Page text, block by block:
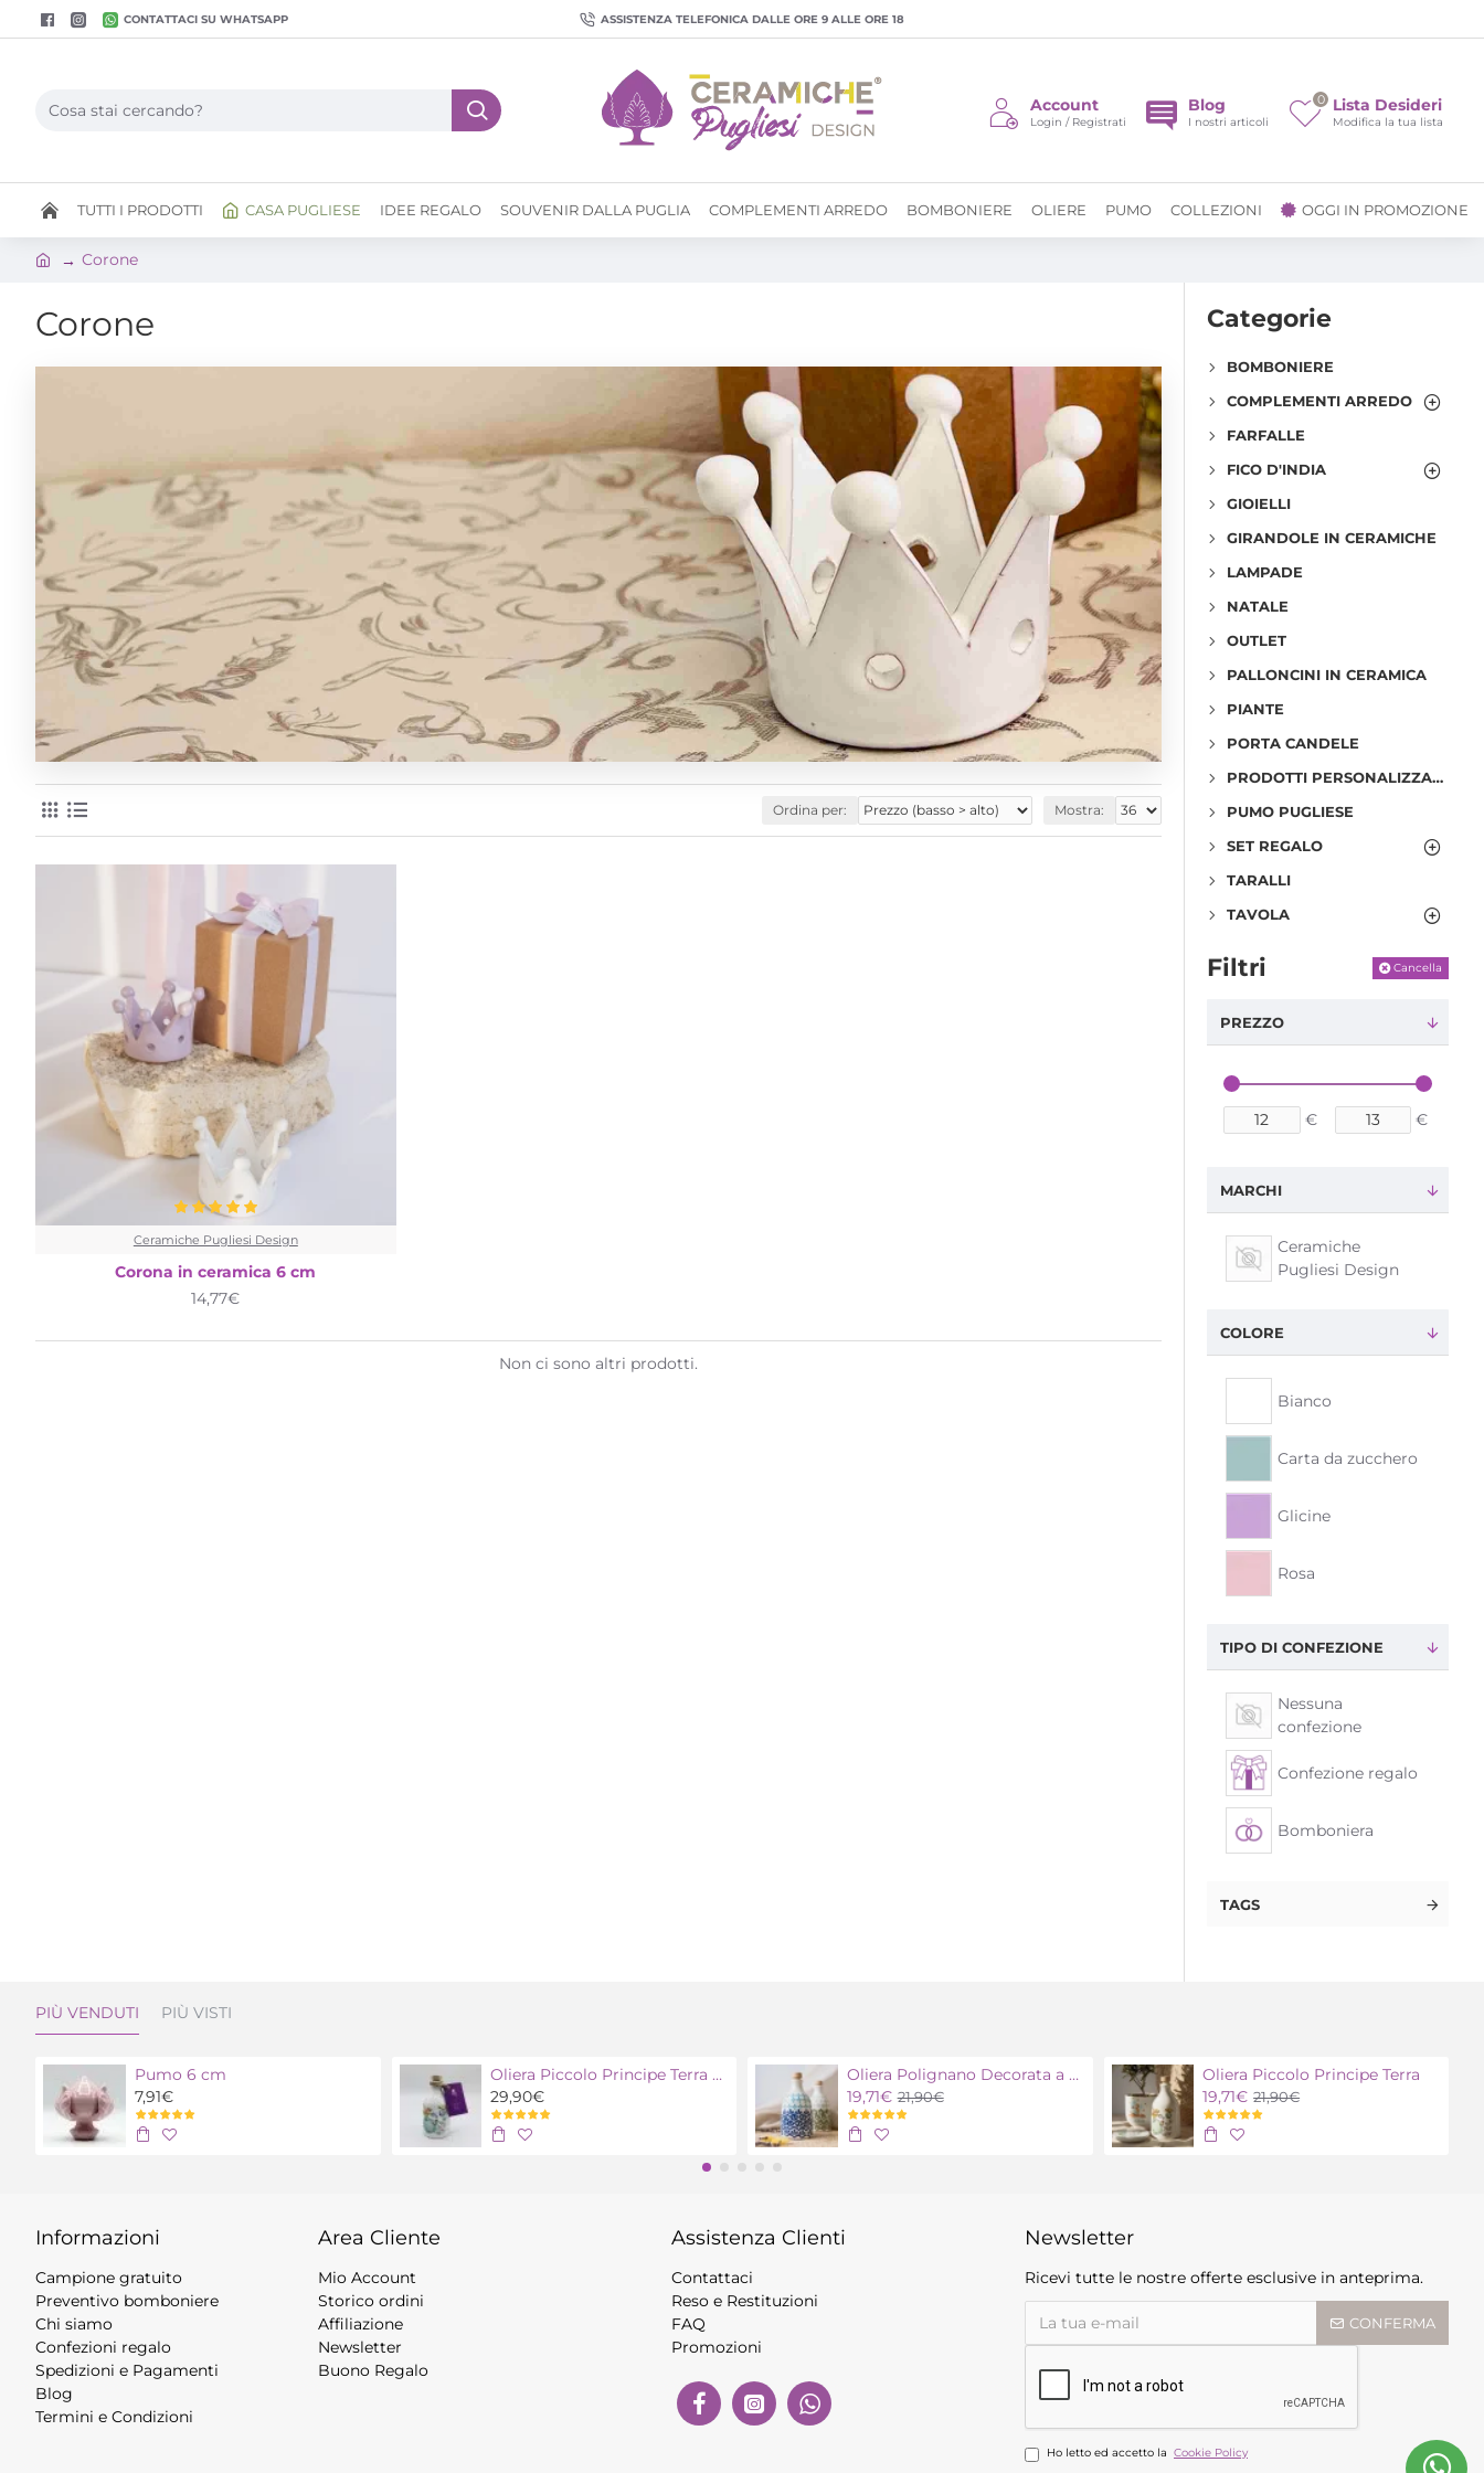
CONTATTACI SU WHATSAPP ASSISTENZA TELEFONICA DALLE ORE 9 ALLE ORE 18
Account
Login / Registrati
Blog
I nostri articoli
Lista Desideri
Modifica la tua lista
0
TUTTI I PRODOTTI CASA PUGLIESE IDEE REGALO SOUVENIR DALLA PUGLIA COMPLEMENTI ARREDO BOMBONIERE OLIERE PUMO COLLEZIONI OGGI IN PROMOZIONE
Corone
Corone
Ordina per: Mostra:
Ceramiche Pugliesi Design
Corona in ceramica 6 cm
14,77€
Non ci sono altri prodotti.
Categorie
BOMBONIERE
COMPLEMENTI ARREDO
FARFALLE
FICO D'INDIA
GIOIELLI
GIRANDOLE IN CERAMICHE
LAMPADE
NATALE
OUTLET
PALLONCINI IN CERAMICA
PIANTE
PORTA CANDELE
PRODOTTI PERSONALIZZABILI
PUMO PUGLIESE
SET REGALO
TARALLI
TAVOLA
Filtri Cancella
PREZZO
€ €
MARCHI
Ceramiche
Pugliesi Design
COLORE
Bianco
Carta da zucchero
Glicine
Rosa
TIPO DI CONFEZIONE
Nessuna
confezione
Confezione regalo
Bomboniera
TAGS
PIÙ VENDUTI PIÙ VISTI
Pumo 6 cm
7,91€
Oliera Piccolo Principe Terra con olio extra vergine bio
29,90€
Oliera Polignano Decorata a mano
19,71€ 21,90€
Oliera Piccolo Principe Terra
19,71€ 21,90€
Informazioni
Campione gratuito
Preventivo bomboniere
Chi siamo
Confezioni regalo
Spedizioni e Pagamenti
Blog
Termini e Condizioni
Area Cliente
Mio Account
Storico ordini
Affiliazione
Newsletter
Buono Regalo
Assistenza Clienti
Contattaci
Reso e Restituzioni
FAQ
Promozioni
Newsletter
Ricevi tutte le nostre offerte esclusive in anteprima.
CONFERMA
Ho letto ed accetto la Cookie Policy